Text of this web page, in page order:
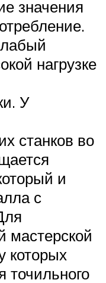
значения
нагрузке
У
станков во
и
с
мастерской
которых
точильного